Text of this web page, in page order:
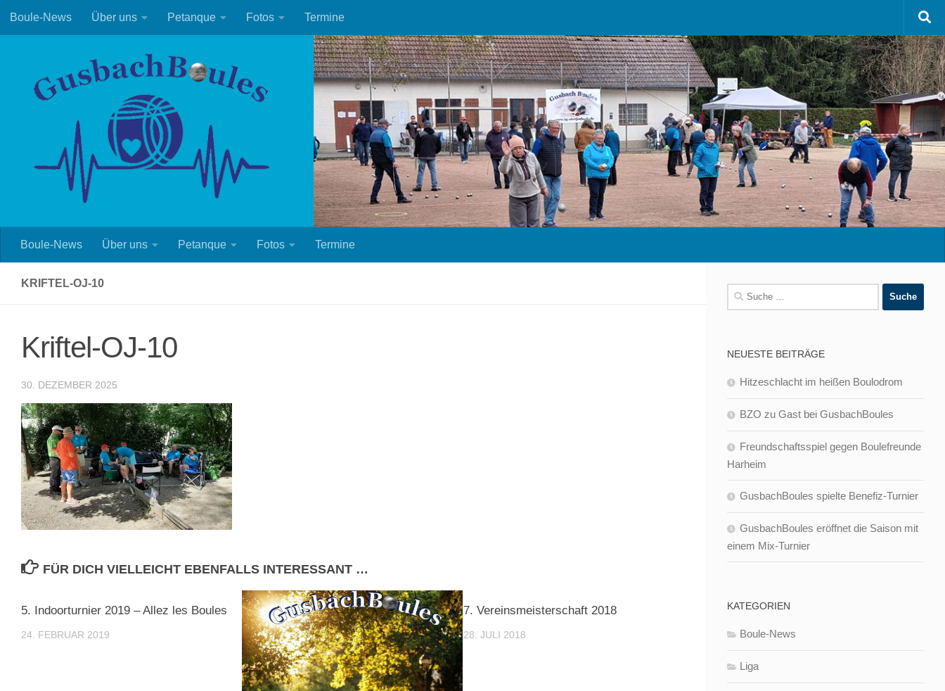
Zum Inhalt springen
Boule-News Über uns Petanque Fotos Termine
Boule-News Über uns Petanque Fotos Termine
KRIFTEL-OJ-10
Kriftel-OJ-10
30. DEZEMBER 2025
FÜR DICH VIELLEICHT EBENFALLS INTERESSANT …
5. Indoorturnier 2019 – Allez les Boules
24. FEBRUAR 2019
7. Vereinsmeisterschaft 2018
28. JULI 2018
Suche
nach:
NEUESTE BEITRÄGE
Hitzeschlacht im heißen Boulodrom
BZO zu Gast bei GusbachBoules
Freundschaftsspiel gegen Boulefreunde
Harheim
GusbachBoules spielte Benefiz-Turnier
GusbachBoules eröffnet die Saison mit
einem Mix-Turnier
KATEGORIEN
Boule-News
Liga